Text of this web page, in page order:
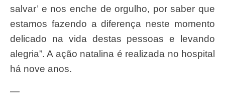
salvar’ e nos enche de orgulho, por saber que
estamos fazendo a diferença neste momento
delicado na vida destas pessoas e levando
alegria”. A ação natalina é realizada no hospital
há nove anos.
—